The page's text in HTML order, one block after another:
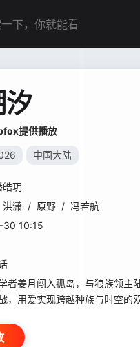
汐
提供播放
中国大陆
皓玥
洪潇 / 原野 / 冯若航
10:15
者姜月闯入孤岛，与狼族领主
，用爱实现跨越种族与时空的